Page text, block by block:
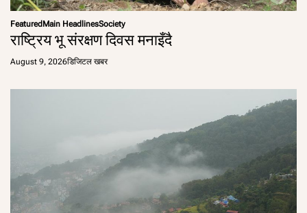
FeaturedMain HeadlinesSociety
राष्ट्रिय भू संरक्षण दिवस मनाइँदै
August 9, 2026डिजिटल खबर